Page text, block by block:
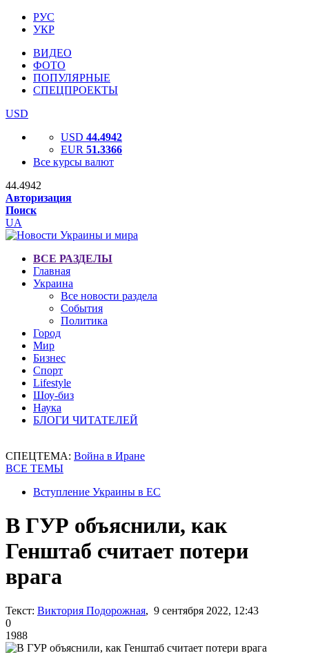
РУС
УКР
ВИДЕО
ФОТО
ПОПУЛЯРНЫЕ
СПЕЦПРОЕКТЫ
USD
USD 44.4942
EUR 51.3366
Все курсы валют
44.4942
Авторизация
Поиск
UA
ВСЕ РАЗДЕЛЫ
Главная
Украина
Все новости раздела
События
Политика
Город
Мир
Бизнес
Спорт
Lifestyle
Шоу-биз
Наука
БЛОГИ ЧИТАТЕЛЕЙ
СПЕЦТЕМА: Война в Иране
ВСЕ ТЕМЫ
Вступление Украины в ЕС
В ГУР объяснили, как
Генштаб считает потери
врага
Текст: Виктория Подорожная, 9 сентября 2022, 12:43
0
1988